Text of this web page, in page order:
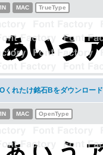
MAC TrueType
くれたけ銘石Bをダウンロード
MAC OpenType